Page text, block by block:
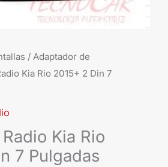
/ Adaptador de
Kia Rio 2015+ 2 Din 7
Kia Rio
7 Pulgadas